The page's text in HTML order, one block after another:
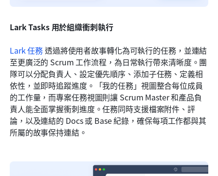
Lark Tasks 用於組織衝刺執行
Lark 任務 透過將使用者故事轉化為可執行的任務，並連結
至更廣泛的 Scrum 工作流程，為日常執行帶來清晰度。團
隊可以分配負責人、設定優先順序、添加子任務、定義相
依性，並即時追蹤進度。「我的任務」視圖整合每位成員
的工作量，而專案任務視圖則讓 Scrum Master 和產品負
責人能全面掌握衝刺進度。任務同時支援檔案附件、評
論，以及連結的 Docs 或 Base 紀錄，確保每項工作都與其
所屬的故事保持連結。